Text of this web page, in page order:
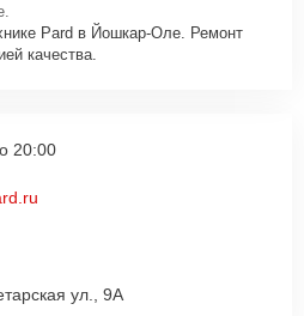
Pard в Йошкар-Оле. Ремонт
качества.
ул., 9А
20:00